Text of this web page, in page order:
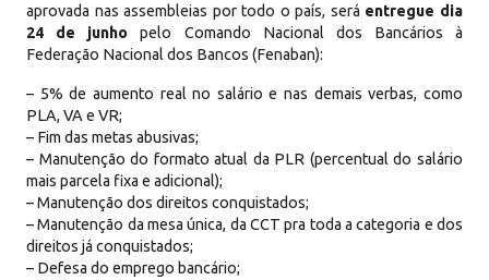
aprovada nas assembleias por todo o país, será entregue dia
24 de junhopelo Comando Nacional dos Bancários à
Federação Nacional dos Bancos (Fenaban):
– 5% de aumento real no salário e nas demais verbas, como
PLA, VA e VR;
– Fim das metas abusivas;
– Manutenção do formato atual da PLR (percentual do salário
mais parcela fixa e adicional);
– Manutenção dos direitos conquistados;
– Manutenção da mesa única, da CCT pra toda a categoria e dos
direitos já conquistados;
– Defesa do emprego bancário;